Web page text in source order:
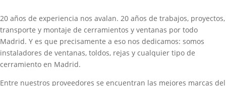
20 años de experiencia nos avalan. 20 años de trabajos, proyectos,
transporte y montaje de cerramientos y ventanas por todo
Madrid. Y es que precisamente a eso nos dedicamos: somos
instaladores de ventanas, toldos, rejas y cualquier tipo de
cerramiento en Madrid.
Entre nuestros proveedores se encuentran las mejores marcas del